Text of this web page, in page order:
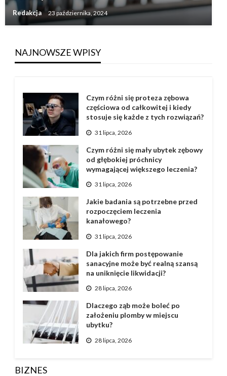
Redakcja 23 października, 2024
NAJNOWSZE WPISY
Czym różni się proteza zębowa
częściowa od całkowitej i kiedy
stosuje się każde z tych rozwiązań?
31 lipca, 2026
Czym różni się mały ubytek zębowy
od głębokiej próchnicy
wymagającej większego leczenia?
31 lipca, 2026
Jakie badania są potrzebne przed
rozpoczęciem leczenia
kanałowego?
31 lipca, 2026
Dla jakich firm postępowanie
sanacyjne może być realną szansą
na uniknięcie likwidacji?
28 lipca, 2026
Dlaczego ząb może boleć po
założeniu plomby w miejscu
ubytku?
28 lipca, 2026
BIZNES